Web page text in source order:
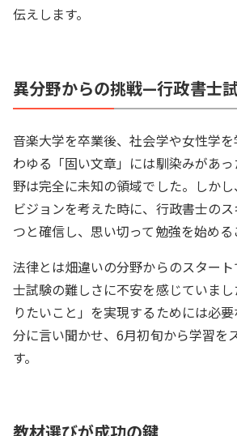
伝えします。
異分野からの挑戦—行政書士
音楽大学を卒業後、社会学や女性学
わゆる「固い文章」には馴染みがあ
野は完全に未知の領域でした。しか
ビジョンを考えた時に、行政書士の
つと確信し、思い切って勉強を始める
法律とは畑違いの分野からのスター
士試験の難しさに不安を感じていま
りたいこと」を実現するためには必
分に言い聞かせ、6月初旬から学習を
す。